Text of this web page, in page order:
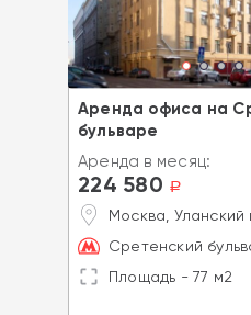
Аренда офиса на
бульваре
Аренда в месяц:
224 580 a
Москва, Уланский
Сретенский
Площадь - 77 м2